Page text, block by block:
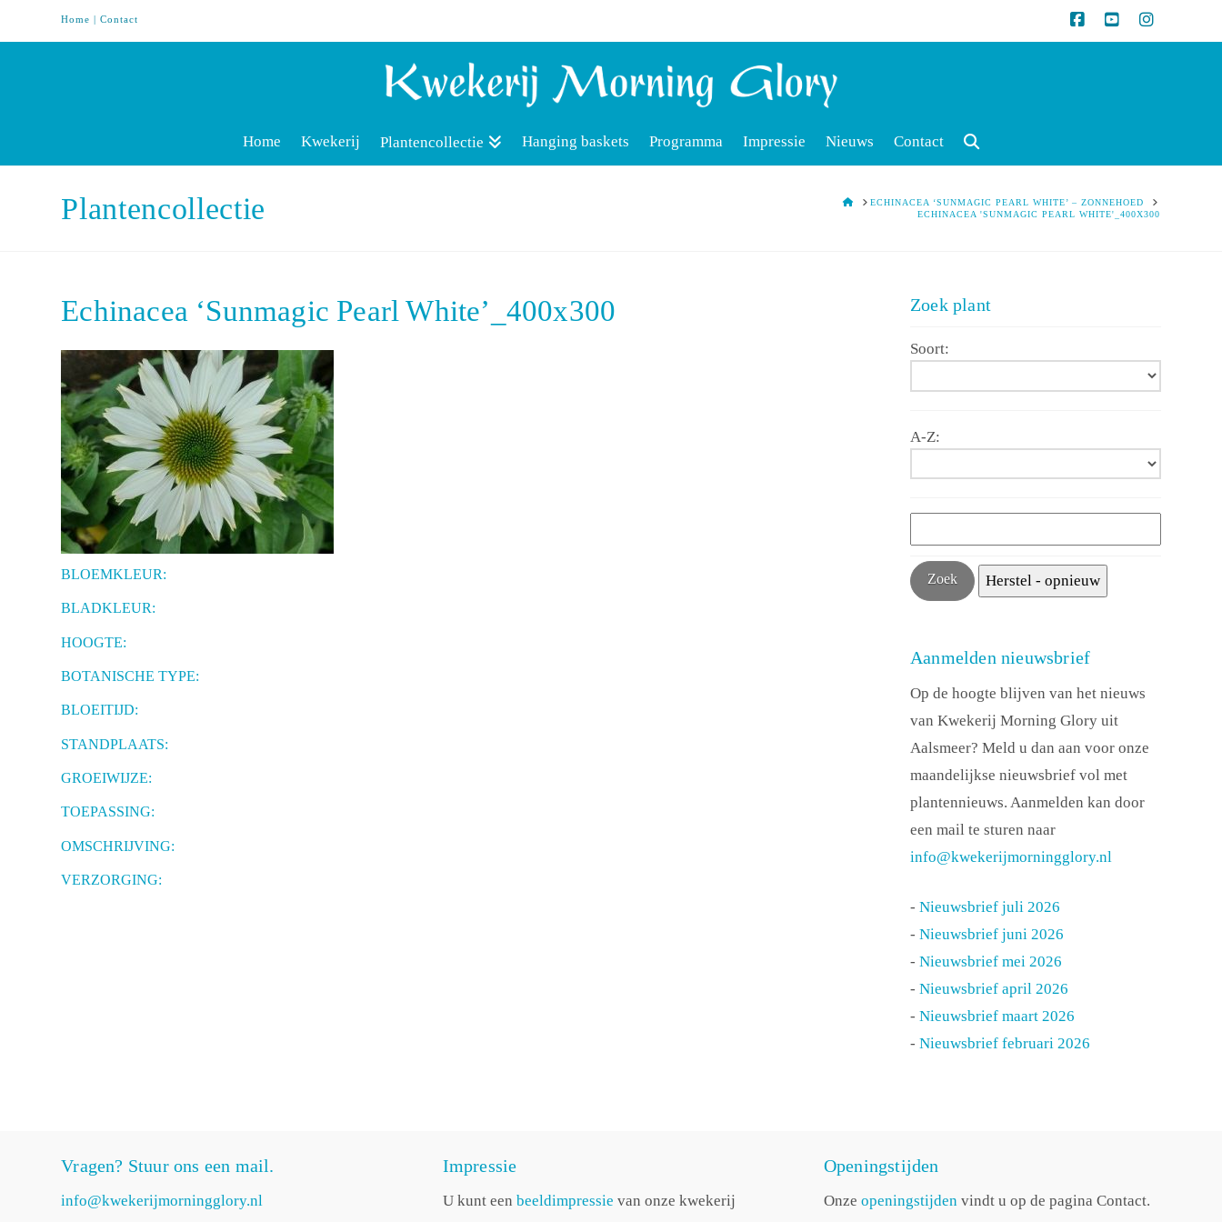
Home |Contact
Home Kwekerij Plantencollectie Hanging baskets Programma Impressie Nieuws Contact
Plantencollectie HOMEECHINACEA ‘SUNMAGIC PEARL WHITE’ – ZONNEHOED
ECHINACEA 'SUNMAGIC PEARL WHITE'_400X300
Echinacea ‘Sunmagic Pearl White’_400x300
BLOEMKLEUR:
BLADKLEUR:
HOOGTE:
BOTANISCHE TYPE:
BLOEITIJD:
STANDPLAATS:
GROEIWIJZE:
TOEPASSING:
OMSCHRIJVING:
VERZORGING:
Zoek plant
Soort:
A-Z:
Aanmelden nieuwsbrief
Op de hoogte blijven van het nieuws
van Kwekerij Morning Glory uit
Aalsmeer? Meld u dan aan voor onze
maandelijkse nieuwsbrief vol met
plantennieuws. Aanmelden kan door
een mail te sturen naar
info@kwekerijmorningglory.nl
-Nieuwsbrief juli 2026
-Nieuwsbrief juni 2026
-Nieuwsbrief mei 2026
-Nieuwsbrief april 2026
-Nieuwsbrief maart 2026
-Nieuwsbrief februari 2026
Vragen? Stuur ons een mail.
info@kwekerijmorningglory.nl
Impressie
U kunt een beeldimpressie van onze kwekerij
Openingstijden
Onze openingstijdenvindt u op de pagina Contact.